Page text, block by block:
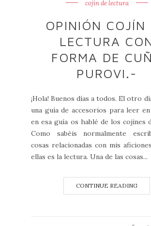
cojín de lectura
OPINIÓN COJÍN
LECTURA
FORMA DE
PUROVI.-
¡Hola! Buenos días a todos. El otro
una guía de accesorios para leer
en esa guía os hablé de los cojines
Como sabéis normalmente
cosas relacionadas con mis
ellas es la lectura. Una de las cosas...
CONTINUE READING